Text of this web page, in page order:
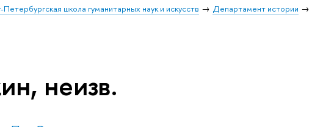
Петербургская школа гуманитарных наук и искусств Департамент истории
неизв.